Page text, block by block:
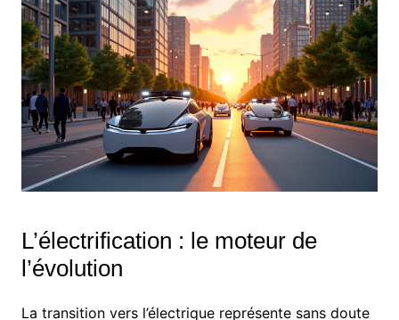
L’électrification : le moteur de
l’évolution
La transition vers l’électrique représente sans doute